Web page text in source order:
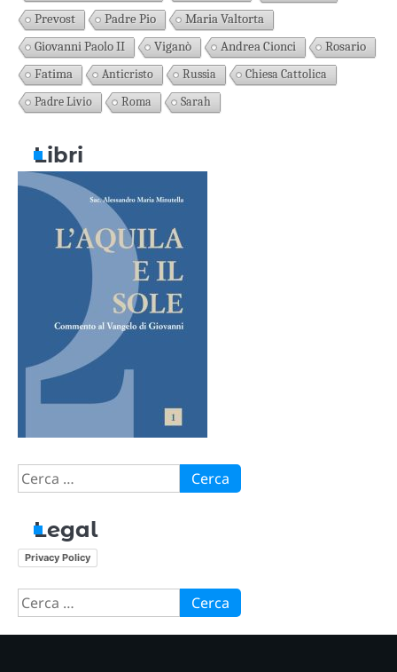
Prevost
Padre Pio
Maria Valtorta
Giovanni Paolo II
Viganò Andrea Cionci
Rosario
Fatima
Anticristo Russia
Chiesa Cattolica
Padre Livio
Roma Sarah
Libri
Ricerca
per:
Legal
Privacy Policy
Ricerca
per: